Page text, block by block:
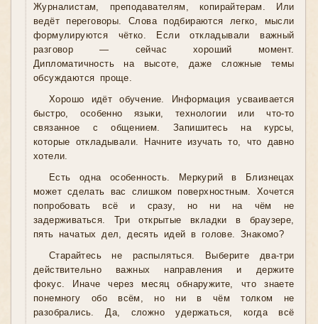
Журналистам, преподавателям, копирайтерам. Или
ведёт переговоры. Слова подбираются легко, мысли
формулируются чётко. Если откладывали важный
разговор — сейчас хороший момент.
Дипломатичность на высоте, даже сложные темы
обсуждаются проще.
Хорошо идёт обучение. Информация усваивается
быстро, особенно языки, технологии или что-то
связанное с общением. Запишитесь на курсы,
которые откладывали. Начните изучать то, что давно
хотели.
Есть одна особенность. Меркурий в Близнецах
может сделать вас слишком поверхностным. Хочется
попробовать всё и сразу, но ни на чём не
задерживаться. Три открытые вкладки в браузере,
пять начатых дел, десять идей в голове. Знакомо?
Старайтесь не распыляться. Выберите два-три
действительно важных направления и держите
фокус. Иначе через месяц обнаружите, что знаете
понемногу обо всём, но ни в чём толком не
разобрались. Да, сложно удержаться, когда всё